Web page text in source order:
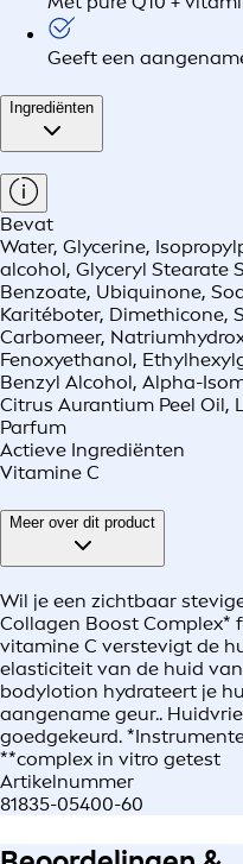
Geeft een
Ingrediënten
Bevat
Water, Glycerine,
alcohol, Glyceryl Stearate
Benzoate, Ubiquinone,
Karitéboter, Dimethicone,
Carbomeer,
Fenoxyethanol,
Benzyl Alcohol, Alpha-
Citrus Aurantium Peel Oil,
Parfum
Actieve Ingrediënten
Vitamine C
Meer over dit product
Wil je een zichtbaar
Collagen Boost Complex*
vitamine C verstevigt de
elasticiteit van de huid
bodylotion hydrateert je
aangename geur..
goedgekeurd.
**complex in vitro getest
Artikelnummer
81835-05400-60